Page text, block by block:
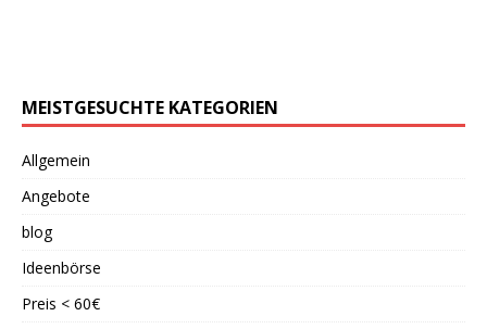
MEISTGESUCHTE KATEGORIEN
Allgemein
Angebote
blog
Ideenbörse
Preis < 60€